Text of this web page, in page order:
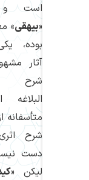
است و
«بیهقی»
بوده،
آثار
شرح
البلاغه
متأسفانه
شرح
دست
لیكن «